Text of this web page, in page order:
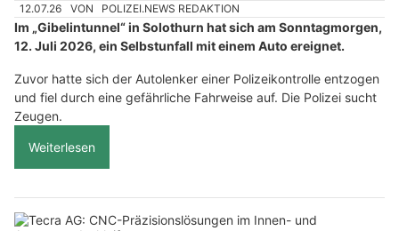
12.07.26 VON POLIZEI.NEWS REDAKTION
Im „Gibelintunnel“ in Solothurn hat sich am Sonntagmorgen,
12. Juli 2026, ein Selbstunfall mit einem Auto ereignet.
Zuvor hatte sich der Autolenker einer Polizeikontrolle entzogen
und fiel durch eine gefährliche Fahrweise auf. Die Polizei sucht
Zeugen.
Weiterlesen